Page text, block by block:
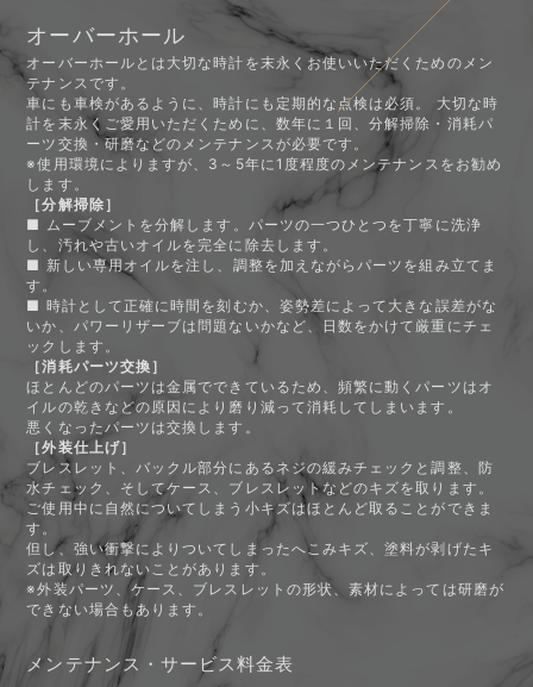
オーバーホール
オーバーホールとは大切な時計を末永くお使いいただくためのメン
テナンスです。
車にも車検があるように、時計にも定期的な点検は必須。 大切な時
計を末永くご愛用いただくために、数年に１回、分解掃除・消耗パ
ーツ交換・研磨などのメンテナンスが必要です。
※使用環境によりますが、3～5年に1度程度のメンテナンスをお勧め
します。
［分解掃除］
■ ムーブメントを分解します。パーツの一つひとつを丁寧に洗浄
し、汚れや古いオイルを完全に除去します。
■ 新しい専用オイルを注し、調整を加えながらパーツを組み立てま
す。
■ 時計として正確に時間を刻むか、姿勢差によって大きな誤差がな
いか、パワーリザーブは問題ないかなど、日数をかけて厳重にチェ
ックします。
［消耗パーツ交換］
ほとんどのパーツは金属でできているため、頻繁に動くパーツはオ
イルの乾きなどの原因により磨り減って消耗してしまいます。
悪くなったパーツは交換します。
［外装仕上げ］
ブレスレット、バックル部分にあるネジの緩みチェックと調整、防
水チェック、そしてケース、ブレスレットなどのキズを取ります。
ご使用中に自然についてしまう小キズはほとんど取ることができま
す。
但し、強い衝撃によりついてしまったへこみキズ、塗料が剥げたキ
ズは取りきれないことがあります。
※外装パーツ、ケース、ブレスレットの形状、素材によっては研磨が
できない場合もあります。
メンテナンス・サービス料金表